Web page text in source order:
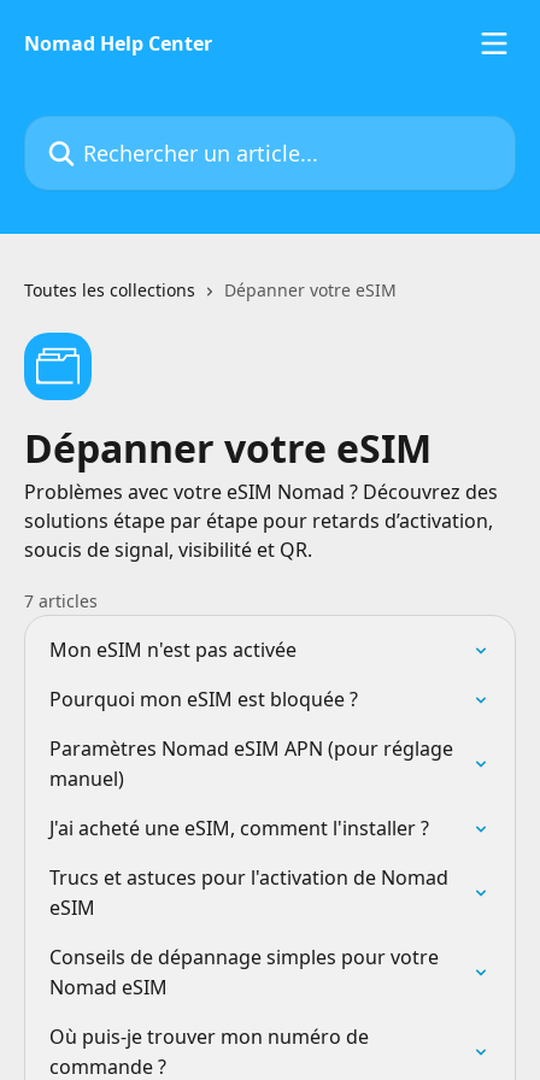
Nomad Help Center
Rechercher un article...
Toutes les collections Dépanner votre eSIM
Dépanner votre eSIM
Problèmes avec votre eSIM Nomad ? Découvrez des
solutions étape par étape pour retards d’activation,
soucis de signal, visibilité et QR.
7 articles
Mon eSIM n'est pas activée
Pourquoi mon eSIM est bloquée ?
Paramètres Nomad eSIM APN (pour réglage
manuel)
J'ai acheté une eSIM, comment l'installer ?
Trucs et astuces pour l'activation de Nomad
eSIM
Conseils de dépannage simples pour votre
Nomad eSIM
Où puis-je trouver mon numéro de
commande ?